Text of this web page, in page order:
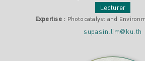
Lecturer
Expertise : Photocatalyst and
supasin.lim@ku.th